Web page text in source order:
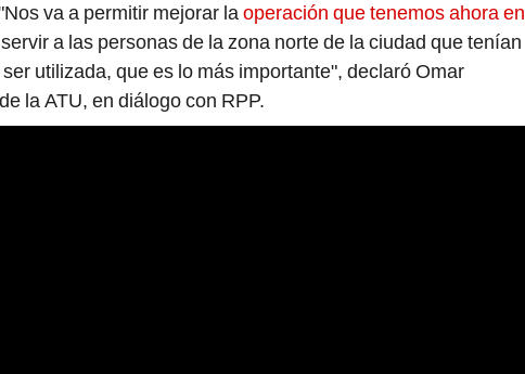
va a permitir mejorar laoperación que tenemos ahora en
a las personas de la zona norte de la ciudad que tenían
utilizada, que es lo más importante", declaró Omar
la ATU, en diálogo con RPP.